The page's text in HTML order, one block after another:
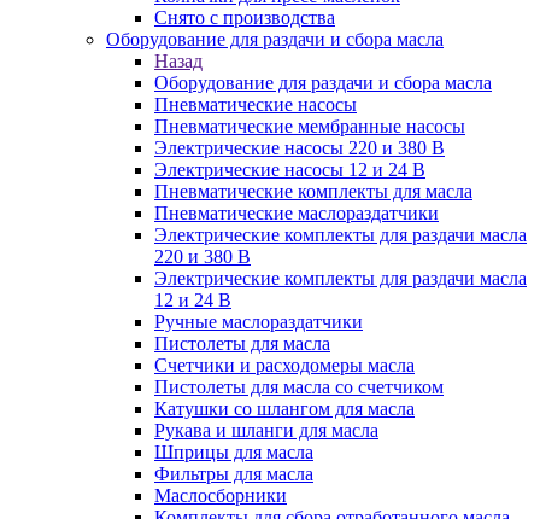
Снято с производства
Оборудование для раздачи и сбора масла
Назад
Оборудование для раздачи и сбора масла
Пневматические насосы
Пневматические мембранные насосы
Электрические насосы 220 и 380 В
Электрические насосы 12 и 24 В
Пневматические комплекты для масла
Пневматические маслораздатчики
Электрические комплекты для раздачи масла
220 и 380 В
Электрические комплекты для раздачи масла
12 и 24 В
Ручные маслораздатчики
Пистолеты для масла
Счетчики и расходомеры масла
Пистолеты для масла со счетчиком
Катушки со шлангом для масла
Рукава и шланги для масла
Шприцы для масла
Фильтры для масла
Маслосборники